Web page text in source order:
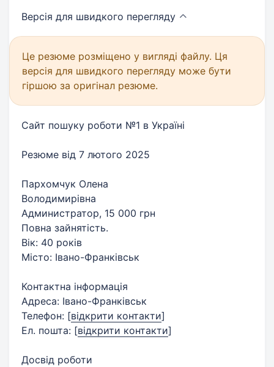
Версія для швидкого перегляду
Це резюме розміщено у вигляді файлу. Ця
версія для швидкого перегляду може бути
гіршою за оригінал резюме.
Сайт пошуку роботи №1 в Україні
Резюме від 7 лютого 2025
Пархомчук Олена
Володимирівна
Администратор, 15 000 грн
Повна зайнятість.
Вік: 40 років
Місто: Івано-Франківськ
Контактна інформація
Адреса: Івано-Франківськ
Телефон: [відкрити контакти]
Ел. пошта: [відкрити контакти]
Досвід роботи